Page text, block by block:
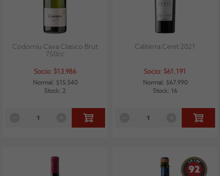
Codorniu Cava Clasico Brut
750cc
Socio: $13.986
Normal: $15.540
Stock: 2
Caliterra Cenit 2021
Socio: $61.191
Normal: $67.990
Stock: 16
92